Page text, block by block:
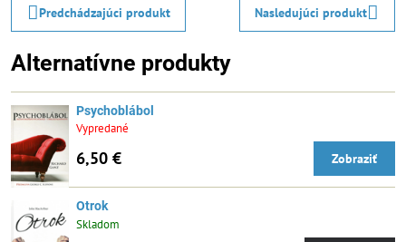
Predchádzajúci produkt Nasledujúci produkt
Alternatívne produkty
Psychoblábol
Vypredané
6,50 € Zobraziť
Otrok
Skladom